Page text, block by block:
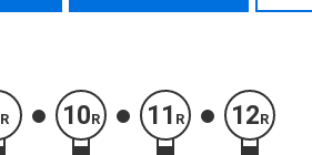
R 10R 11 R 12R